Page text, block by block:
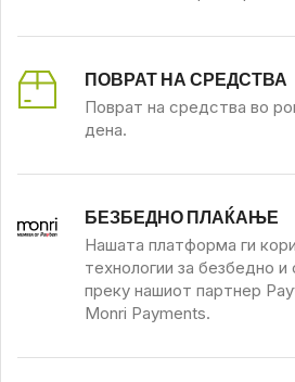
ПОВРАТ НА СРЕДСТВА
Поврат на средства во
дена.
БЕЗБЕДНО ПЛАЌАЊЕ
Нашата платформа ги
технологии за безбедно
преку нашиот партнер
Monri Payments.